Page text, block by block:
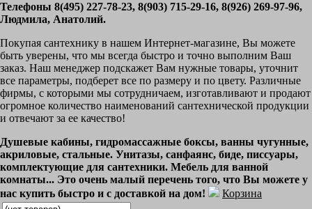
Телефоны 8(495) 227-78-23, 8(903) 715-29-16, 8(926) 269-97-96,
Людмила, Анатолий.
Покупая сантехнику в нашем Интернет-магазине, Вы можете
быть уверены, что мы всегда быстро и точно выполним Ваш
заказ. Наш менеджер подскажет Вам нужные товары, уточнит
все параметры, подберет все по размеру и по цвету. Различные
фирмы, с которыми мы сотрудничаем, изготавливают и продают
огромное количество наименований сантехнической продукции
и отвечают за ее качество!
Душевые кабины, гидромассажные боксы, ванны чугунные,
акриловые, стальные. Унитазы, санфаянс, биде, писсуары,
комплектующие для сантехники. Мебель для ванной
комнаты... Это очень малый перечень того, что Вы можете у
нас купить быстро и с доставкой на дом!
Корзина